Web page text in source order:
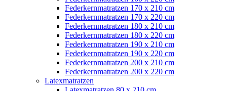
Federkernmatratzen 170 x 210 cm
Federkernmatratzen 170 x 220 cm
Federkernmatratzen 180 x 210 cm
Federkernmatratzen 180 x 220 cm
Federkernmatratzen 190 x 210 cm
Federkernmatratzen 190 x 220 cm
Federkernmatratzen 200 x 210 cm
Federkernmatratzen 200 x 220 cm
Latexmatratzen